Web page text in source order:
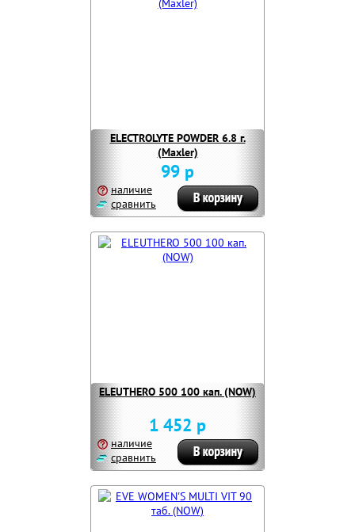
ELECTROLYTE POWDER 6.8 г.
(Maxler)
99 р
наличие
сравнить
ELEUTHERO 500 100 кап. (NOW)
1 452 р
наличие
сравнить